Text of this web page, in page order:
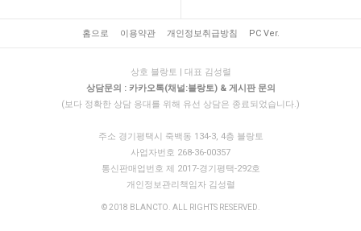
홈으로 이용약관 개인정보취급방침 PC Ver.
상호 블랑토 | 대표 김성렬
상담문의 : 카카오톡(채널:블랑토) & 게시판 문의
(보다 정확한 상담 응대를 위해 유선 상담은 종료되었습니다.)
주소 경기평택시 죽백동 134-3, 4층 블랑토
사업자번호 268-36-00357
통신판매업번호 제 2017-경기평택-292호
개인정보관리책임자 김성렬
© 2018 BLANCTO. ALL RIGHTS RESERVED.